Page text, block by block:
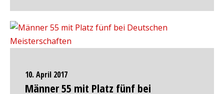
10. April 2017
Männer 55 mit Platz fünf bei